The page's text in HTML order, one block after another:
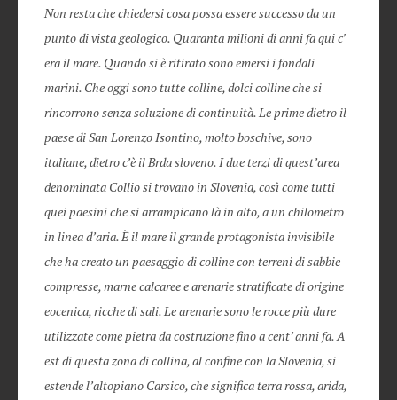
Non resta che chiedersi cosa possa essere successo da un
punto di vista geologico. Quaranta milioni di anni fa qui c’
era il mare. Quando si è ritirato sono emersi i fondali
marini. Che oggi sono tutte colline, dolci colline che si
rincorrono senza soluzione di continuità. Le prime dietro il
paese di San Lorenzo Isontino, molto boschive, sono
italiane, dietro c’è il Brda sloveno. I due terzi di quest’area
denominata Collio si trovano in Slovenia, così come tutti
quei paesini che si arrampicano là in alto, a un chilometro
in linea d’aria. È il mare il grande protagonista invisibile
che ha creato un paesaggio di colline con terreni di sabbie
compresse, marne calcaree e arenarie stratificate di origine
eocenica, ricche di sali. Le arenarie sono le rocce più dure
utilizzate come pietra da costruzione fino a cent’ anni fa. A
est di questa zona di collina, al confine con la Slovenia, si
estende l’altopiano Carsico, che significa terra rossa, arida,